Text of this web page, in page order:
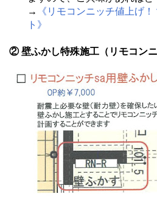
→
《リモコンニッチ値上げ
ト》
② 壁ふかし特殊施工（リモコンニ